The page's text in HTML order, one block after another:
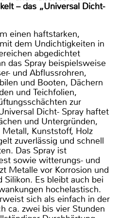
– das „Universal Dicht-
einen haftstarken,
dem Undichtigkeiten in
abgedichtet
das Spray beispielsweise
und Abflussrohren,
und Booten, Dächern
und Teichfolien,
zur
Dicht- Spray haftet
und Untergründen,
Kunststoff, Holz
zuverlässig und schnell
Das Spray ist
sowie witterungs- und
Metalle vor Korrosion und
Es bleibt auch bei
hochelastisch.
sich als einfach in der
ca. zwei bis vier Stunden